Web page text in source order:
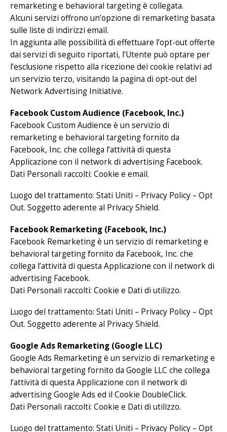
remarketing e behavioral targeting è collegata.
Alcuni servizi offrono un’opzione di remarketing basata
sulle liste di indirizzi email.
In aggiunta alle possibilità di effettuare l’opt-out offerte
dai servizi di seguito riportati, l’Utente può optare per
l’esclusione rispetto alla ricezione dei cookie relativi ad
un servizio terzo, visitando la pagina di opt-out del
Network Advertising Initiative.
Facebook Custom Audience (Facebook, Inc.)
Facebook Custom Audience è un servizio di
remarketing e behavioral targeting fornito da
Facebook, Inc. che collega l’attività di questa
Applicazione con il network di advertising Facebook.
Dati Personali raccolti: Cookie e email.
Luogo del trattamento: Stati Uniti – Privacy Policy – Opt
Out. Soggetto aderente al Privacy Shield.
Facebook Remarketing (Facebook, Inc.)
Facebook Remarketing è un servizio di remarketing e
behavioral targeting fornito da Facebook, Inc. che
collega l’attività di questa Applicazione con il network di
advertising Facebook.
Dati Personali raccolti: Cookie e Dati di utilizzo.
Luogo del trattamento: Stati Uniti – Privacy Policy – Opt
Out. Soggetto aderente al Privacy Shield.
Google Ads Remarketing (Google LLC)
Google Ads Remarketing è un servizio di remarketing e
behavioral targeting fornito da Google LLC che collega
l’attività di questa Applicazione con il network di
advertising Google Ads ed il Cookie DoubleClick.
Dati Personali raccolti: Cookie e Dati di utilizzo.
Luogo del trattamento: Stati Uniti – Privacy Policy – Opt